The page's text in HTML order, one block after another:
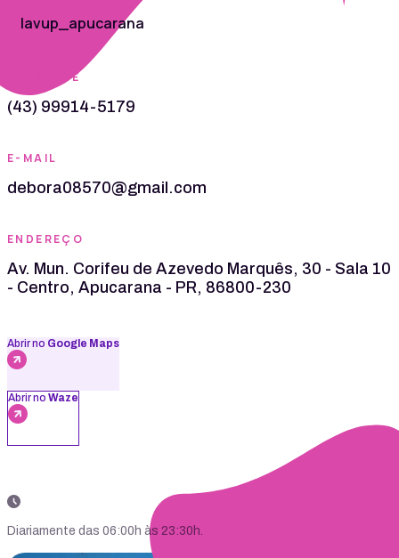
lavup_apucarana
TELEFONE
(43) 99914-5179
E-MAIL
debora08570@gmail.com
ENDEREÇO
Av. Mun. Corifeu de Azevedo Marquês, 30 - Sala 10
- Centro, Apucarana - PR, 86800-230
Abrir no Google Maps
Abrir no Waze
Diariamente das 06:00h às 23:30h.